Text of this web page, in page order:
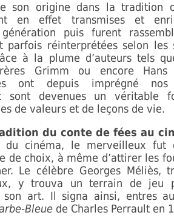
son origine dans la tradition
en effet transmises et
puis furent
réinterprétées selon les
à la plume d’auteurs tels
Grimm ou encore Hans
ont depuis imprégné nos
sont devenues un véritable
de valeurs et de leçons de vie.
du conte de fées au
du cinéma, le merveilleux fut
de choix, à même d’attirer les
Le célèbre Georges Méliès,
y trouva un terrain de jeu
son art. Il signa ainsi, entres
Bleue de Charles Perrault en